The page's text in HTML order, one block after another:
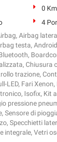
0 Km
4
Airbag
testa,
Chiusura
trazione,
LED, Fari
Isofix, Kit
pressione
Sensore di
Specchietti
integrale, Vetri